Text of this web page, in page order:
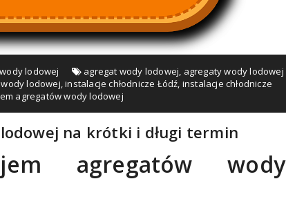
lodowej agregat wody lodowej, agregaty wody lodowej
lodowej,instalacje chłodnicze Łódź, instalacje chłodnicze
agregatów wody lodowej
na krótki i długi termin
agregatów wody